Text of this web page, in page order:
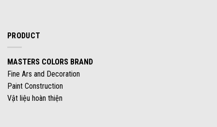
PRODUCT
MASTERS COLORS BRAND
Fine Ars and Decoration
Paint Construction
Vật liệu hoàn thiện